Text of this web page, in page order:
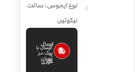
نوع ایجوس: سالت
نیکوتین
ارسال
فوری
ارسال با
پیک در
تهران